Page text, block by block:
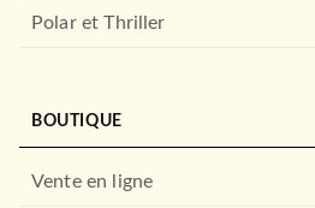
Polar et Thriller
BOUTIQUE
Vente en ligne